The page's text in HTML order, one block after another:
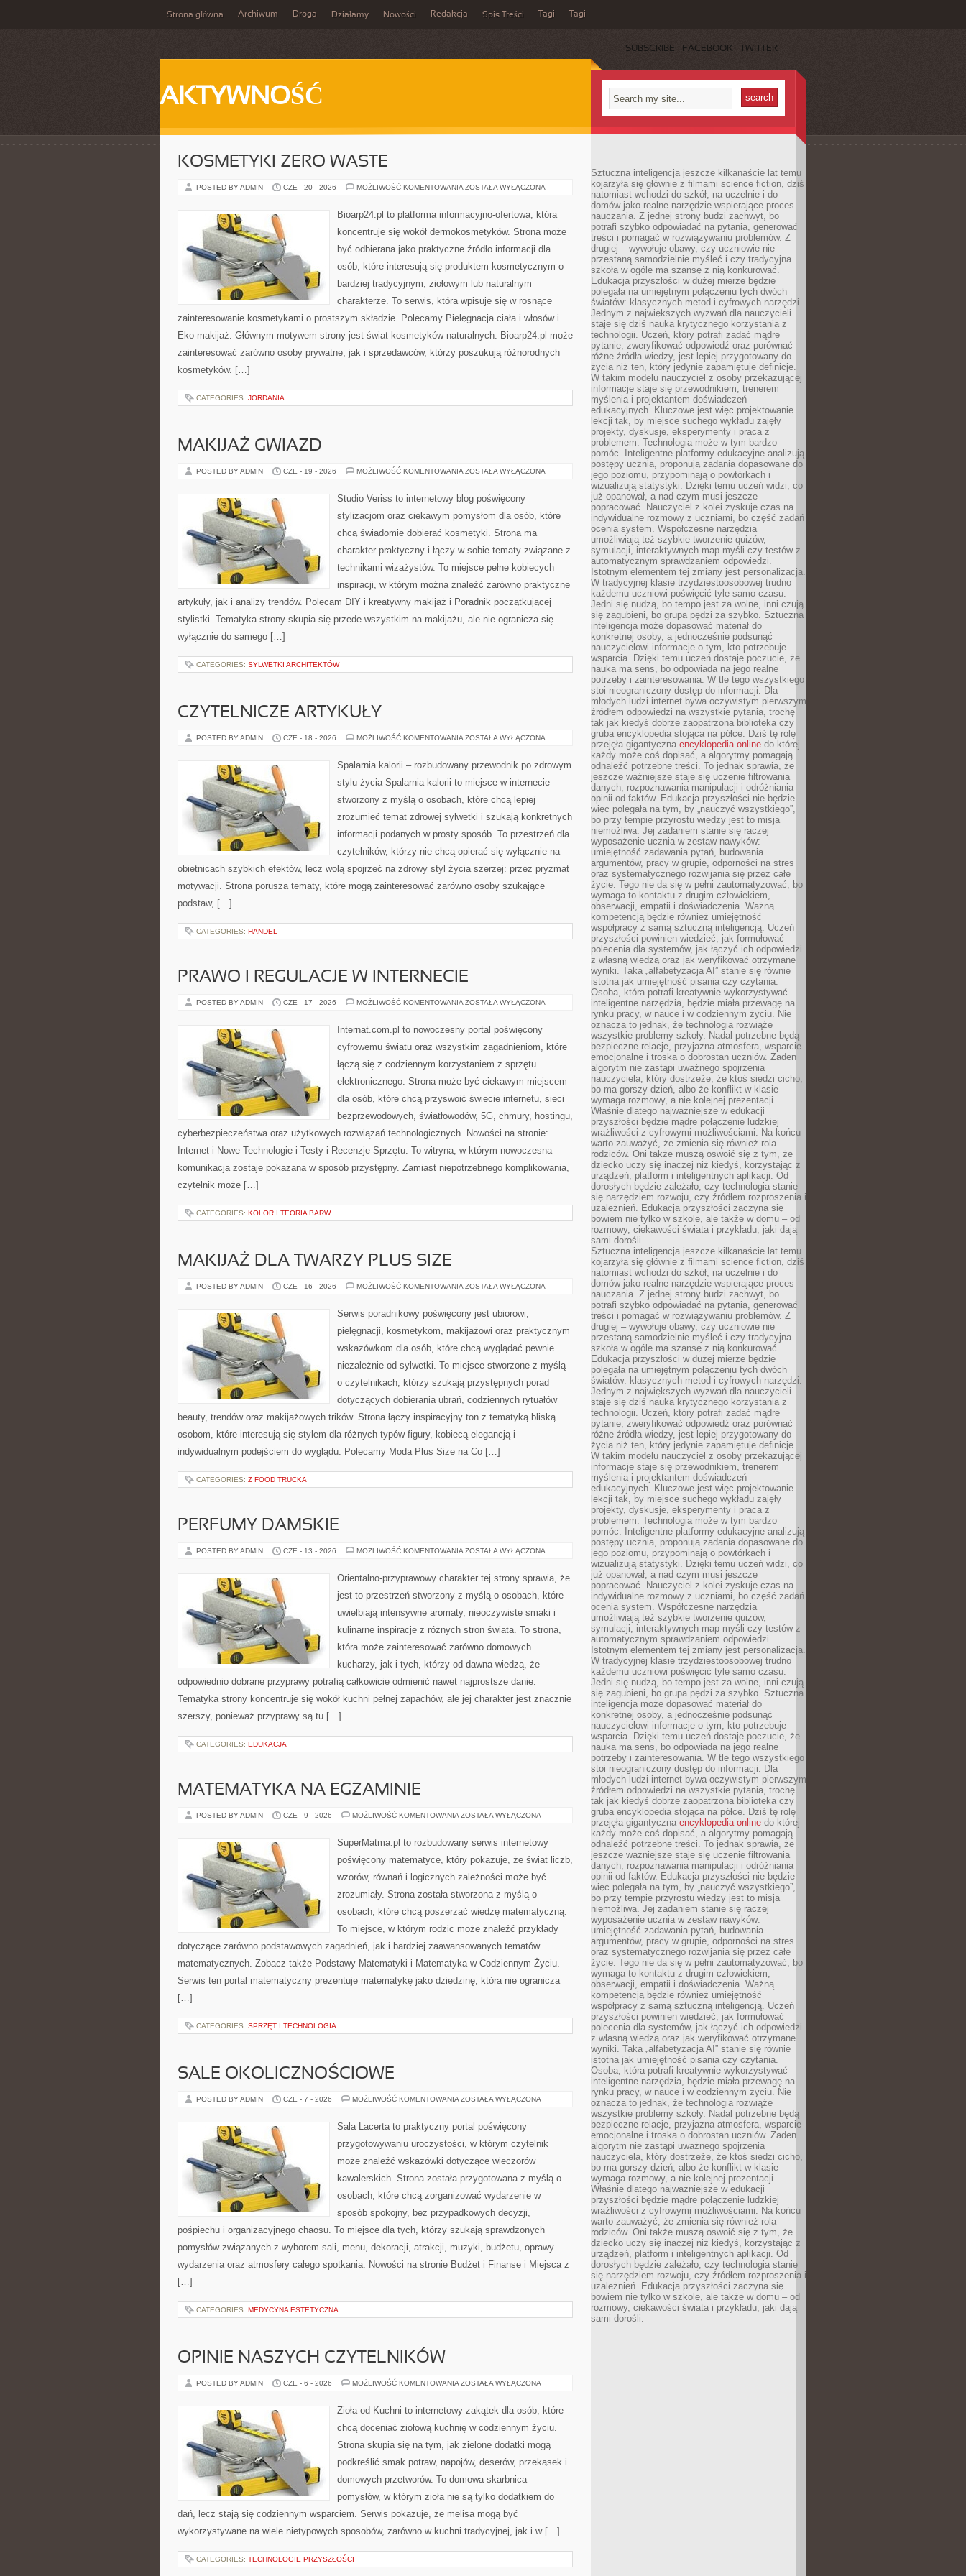
Strona główna Archiwum Droga Działamy Nowości Redakcja Spis Treści Tagi Tagi
SUBSCRIBE FACEBOOK TWITTER
AKTYWNOŚĆ
KOSMETYKI ZERO WASTE
POSTED BY ADMIN CZE - 20 - 2026 MOŻLIWOŚĆ KOMENTOWANIA KOSMETYKI
ZOSTAŁA WYŁĄCZONA
Bioarp24.pl to platforma informacyjno-ofertowa, która
koncentruje się wokół dermokosmetyków. Strona może
być odbierana jako praktyczne źródło informacji dla
osób, które interesują się produktem kosmetycznym o
bardziej tradycyjnym, ziołowym lub naturalnym
charakterze. To serwis, która wpisuje się w rosnące
zainteresowanie kosmetykami o prostszym składzie. Polecamy Pielęgnacja ciała i włosów i
Eko-makijaż. Głównym motywem strony jest świat kosmetyków naturalnych. Bioarp24.pl może
zainteresować zarówno osoby prywatne, jak i sprzedawców, którzy poszukują różnorodnych
kosmetyków. […]
CATEGORIES: JORDANIA
MAKIJAŻ GWIAZD
POSTED BY ADMIN CZE - 19 - 2026 MOŻLIWOŚĆ KOMENTOWANIA MAKIJAŻ
ZOSTAŁA WYŁĄCZONA
Studio Veriss to internetowy blog poświęcony
stylizacjom oraz ciekawym pomysłom dla osób, które
chcą świadomie dobierać kosmetyki. Strona ma
charakter praktyczny i łączy w sobie tematy związane z
technikami wizażystów. To miejsce pełne kobiecych
inspiracji, w którym można znaleźć zarówno praktyczne
artykuły, jak i analizy trendów. Polecam DIY i kreatywny makijaż i Poradnik początkującej
stylistki. Tematyka strony skupia się przede wszystkim na makijażu, ale nie ogranicza się
wyłącznie do samego […]
CATEGORIES: SYLWETKI ARCHITEKTÓW
CZYTELNICZE ARTYKUŁY
POSTED BY ADMIN CZE - 18 - 2026 MOŻLIWOŚĆ KOMENTOWANIA CZYTELNICZE
ZOSTAŁA WYŁĄCZONA
Spalarnia kalorii – rozbudowany przewodnik po zdrowym
stylu życia Spalarnia kalorii to miejsce w internecie
stworzony z myślą o osobach, które chcą lepiej
zrozumieć temat zdrowej sylwetki i szukają konkretnych
informacji podanych w prosty sposób. To przestrzeń dla
czytelników, którzy nie chcą opierać się wyłącznie na
obietnicach szybkich efektów, lecz wolą spojrzeć na zdrowy styl życia szerzej: przez pryzmat
motywacji. Strona porusza tematy, które mogą zainteresować zarówno osoby szukające
podstaw, […]
CATEGORIES: HANDEL
PRAWO I REGULACJE W INTERNECIE
POSTED BY ADMIN CZE - 17 - 2026 MOŻLIWOŚĆ KOMENTOWANIA PRAWO
INTERNECIE
ZOSTAŁA WYŁĄCZONA
Internat.com.pl to nowoczesny portal poświęcony
cyfrowemu światu oraz wszystkim zagadnieniom, które
łączą się z codziennym korzystaniem z sprzętu
elektronicznego. Strona może być ciekawym miejscem
dla osób, które chcą przyswoić świecie internetu, sieci
bezprzewodowych, światłowodów, 5G, chmury, hostingu,
cyberbezpieczeństwa oraz użytkowych rozwiązań technologicznych. Nowości na stronie:
Internet i Nowe Technologie i Testy i Recenzje Sprzętu. To witryna, w którym nowoczesna
komunikacja zostaje pokazana w sposób przystępny. Zamiast niepotrzebnego komplikowania,
czytelnik może […]
CATEGORIES: KOLOR I TEORIA BARW
MAKIJAŻ DLA TWARZY PLUS SIZE
POSTED BY ADMIN CZE - 16 - 2026 MOŻLIWOŚĆ KOMENTOWANIA MAKIJAŻ
PLUS
SIZE
ZOSTAŁA WYŁĄCZONA
Serwis poradnikowy poświęcony jest ubiorowi,
pielęgnacji, kosmetykom, makijażowi oraz praktycznym
wskazówkom dla osób, które chcą wyglądać pewnie
niezależnie od sylwetki. To miejsce stworzone z myślą
o czytelnikach, którzy szukają przystępnych porad
dotyczących dobierania ubrań, codziennych rytuałów
beauty, trendów oraz makijażowych trików. Strona łączy inspiracyjny ton z tematyką bliską
osobom, które interesują się stylem dla różnych typów figury, kobiecą elegancją i
indywidualnym podejściem do wyglądu. Polecamy Moda Plus Size na Co […]
CATEGORIES: Z FOOD TRUCKA
PERFUMY DAMSKIE
POSTED BY ADMIN CZE - 13 - 2026 MOŻLIWOŚĆ KOMENTOWANIA PERFUMY
ZOSTAŁA WYŁĄCZONA
Orientalno-przyprawowy charakter tej strony sprawia, że
jest to przestrzeń stworzony z myślą o osobach, które
uwielbiają intensywne aromaty, nieoczywiste smaki i
kulinarne inspiracje z różnych stron świata. To strona,
która może zainteresować zarówno domowych
kucharzy, jak i tych, którzy od dawna wiedzą, że
odpowiednio dobrane przyprawy potrafią całkowicie odmienić nawet najprostsze danie.
Tematyka strony koncentruje się wokół kuchni pełnej zapachów, ale jej charakter jest znacznie
szerszy, ponieważ przyprawy są tu […]
CATEGORIES: EDUKACJA
MATEMATYKA NA EGZAMINIE
POSTED BY ADMIN CZE - 9 - 2026 MOŻLIWOŚĆ KOMENTOWANIA MATEMATYKA
ZOSTAŁA WYŁĄCZONA
SuperMatma.pl to rozbudowany serwis internetowy
poświęcony matematyce, który pokazuje, że świat liczb,
wzorów, równań i logicznych zależności może być
zrozumiały. Strona została stworzona z myślą o
osobach, które chcą poszerzać wiedzę matematyczną.
To miejsce, w którym rodzic może znaleźć przykłady
dotyczące zarówno podstawowych zagadnień, jak i bardziej zaawansowanych tematów
matematycznych. Zobacz także Podstawy Matematyki i Matematyka w Codziennym Życiu.
Serwis ten portal matematyczny prezentuje matematykę jako dziedzinę, która nie ogranicza
[…]
CATEGORIES: SPRZĘT I TECHNOLOGIA
SALE OKOLICZNOŚCIOWE
POSTED BY ADMIN CZE - 7 - 2026 MOŻLIWOŚĆ KOMENTOWANIA SALE
ZOSTAŁA WYŁĄCZONA
Sala Lacerta to praktyczny portal poświęcony
przygotowywaniu uroczystości, w którym czytelnik
może znaleźć wskazówki dotyczące wieczorów
kawalerskich. Strona została przygotowana z myślą o
osobach, które chcą zorganizować wydarzenie w
sposób spokojny, bez przypadkowych decyzji,
pośpiechu i organizacyjnego chaosu. To miejsce dla tych, którzy szukają sprawdzonych
pomysłów związanych z wyborem sali, menu, dekoracji, atrakcji, muzyki, budżetu, oprawy
wydarzenia oraz atmosfery całego spotkania. Nowości na stronie Budżet i Finanse i Miejsca z
[…]
CATEGORIES: MEDYCYNA ESTETYCZNA
OPINIE NASZYCH CZYTELNIKÓW
POSTED BY ADMIN CZE - 6 - 2026 MOŻLIWOŚĆ KOMENTOWANIA OPINIE
ZOSTAŁA WYŁĄCZONA
Zioła od Kuchni to internetowy zakątek dla osób, które
chcą doceniać ziołową kuchnię w codziennym życiu.
Strona skupia się na tym, jak zielone dodatki mogą
podkreślić smak potraw, napojów, deserów, przekąsek i
domowych przetworów. To domowa skarbnica
pomysłów, w którym zioła nie są tylko dodatkiem do
dań, lecz stają się codziennym wsparciem. Serwis pokazuje, że melisa mogą być
wykorzystywane na wiele nietypowych sposobów, zarówno w kuchni tradycyjnej, jak i w […]
CATEGORIES: TECHNOLOGIE PRZYSZŁOŚCI
Sztuczna inteligencja jeszcze kilkanaście lat temu
kojarzyła się głównie z filmami science fiction, dziś
natomiast wchodzi do szkół, na uczelnie i do
domów jako realne narzędzie wspierające proces
nauczania. Z jednej strony budzi zachwyt, bo
potrafi szybko odpowiadać na pytania, generować
treści i pomagać w rozwiązywaniu problemów. Z
drugiej – wywołuje obawy, czy uczniowie nie
przestaną samodzielnie myśleć i czy tradycyjna
szkoła w ogóle ma szansę z nią konkurować.
Edukacja przyszłości w dużej mierze będzie
polegała na umiejętnym połączeniu tych dwóch
światów: klasycznych metod i cyfrowych narzędzi.
Jednym z największych wyzwań dla nauczycieli
staje się dziś nauka krytycznego korzystania z
technologii. Uczeń, który potrafi zadać mądre
pytanie, zweryfikować odpowiedź oraz porównać
różne źródła wiedzy, jest lepiej przygotowany do
życia niż ten, który jedynie zapamiętuje definicje.
W takim modelu nauczyciel z osoby przekazującej
informacje staje się przewodnikiem, trenerem
myślenia i projektantem doświadczeń
edukacyjnych. Kluczowe jest więc projektowanie
lekcji tak, by miejsce suchego wykładu zajęły
projekty, dyskusje, eksperymenty i praca z
problemem. Technologia może w tym bardzo
pomóc. Inteligentne platformy edukacyjne analizują
postępy ucznia, proponują zadania dopasowane do
jego poziomu, przypominają o powtórkach i
wizualizują statystyki. Dzięki temu uczeń widzi, co
już opanował, a nad czym musi jeszcze
popracować. Nauczyciel z kolei zyskuje czas na
indywidualne rozmowy z uczniami, bo część zadań
ocenia system. Współczesne narzędzia
umożliwiają też szybkie tworzenie quizów,
symulacji, interaktywnych map myśli czy testów z
automatycznym sprawdzaniem odpowiedzi.
Istotnym elementem tej zmiany jest personalizacja.
W tradycyjnej klasie trzydziestoosobowej trudno
każdemu uczniowi poświęcić tyle samo czasu.
Jedni się nudzą, bo tempo jest za wolne, inni czują
się zagubieni, bo grupa pędzi za szybko. Sztuczna
inteligencja może dopasować materiał do
konkretnej osoby, a jednocześnie podsunąć
nauczycielowi informacje o tym, kto potrzebuje
wsparcia. Dzięki temu uczeń dostaje poczucie, że
nauka ma sens, bo odpowiada na jego realne
potrzeby i zainteresowania. W tle tego wszystkiego
stoi nieograniczony dostęp do informacji. Dla
młodych ludzi internet bywa oczywistym pierwszym
źródłem odpowiedzi na wszystkie pytania, trochę
tak jak kiedyś dobrze zaopatrzona biblioteka czy
gruba encyklopedia stojąca na półce. Dziś tę rolę
przejęła gigantyczna encyklopedia online do której
każdy może coś dopisać, a algorytmy pomagają
odnaleźć potrzebne treści. To jednak sprawia, że
jeszcze ważniejsze staje się uczenie filtrowania
danych, rozpoznawania manipulacji i odróżniania
opinii od faktów. Edukacja przyszłości nie będzie
więc polegała na tym, by „nauczyć wszystkiego”,
bo przy tempie przyrostu wiedzy jest to misja
niemożliwa. Jej zadaniem stanie się raczej
wyposażenie ucznia w zestaw nawyków:
umiejętność zadawania pytań, budowania
argumentów, pracy w grupie, odporności na stres
oraz systematycznego rozwijania się przez całe
życie. Tego nie da się w pełni zautomatyzować, bo
wymaga to kontaktu z drugim człowiekiem,
obserwacji, empatii i doświadczenia. Ważną
kompetencją będzie również umiejętność
współpracy z samą sztuczną inteligencją. Uczeń
przyszłości powinien wiedzieć, jak formułować
polecenia dla systemów, jak łączyć ich odpowiedzi
z własną wiedzą oraz jak weryfikować otrzymane
wyniki. Taka „alfabetyzacja AI” stanie się równie
istotna jak umiejętność pisania czy czytania.
Osoba, która potrafi kreatywnie wykorzystywać
inteligentne narzędzia, będzie miała przewagę na
rynku pracy, w nauce i w codziennym życiu. Nie
oznacza to jednak, że technologia rozwiąże
wszystkie problemy szkoły. Nadal potrzebne będą
bezpieczne relacje, przyjazna atmosfera, wsparcie
emocjonalne i troska o dobrostan uczniów. Żaden
algorytm nie zastąpi uważnego spojrzenia
nauczyciela, który dostrzeże, że ktoś siedzi cicho,
bo ma gorszy dzień, albo że konflikt w klasie
wymaga rozmowy, a nie kolejnej prezentacji.
Właśnie dlatego najważniejsze w edukacji
przyszłości będzie mądre połączenie ludzkiej
wrażliwości z cyfrowymi możliwościami. Na końcu
warto zauważyć, że zmienia się również rola
rodziców. Oni także muszą oswoić się z tym, że
dziecko uczy się inaczej niż kiedyś, korzystając z
urządzeń, platform i inteligentnych aplikacji. Od
dorosłych będzie zależało, czy technologia stanie
się narzędziem rozwoju, czy źródłem rozproszenia i
uzależnień. Edukacja przyszłości zaczyna się
bowiem nie tylko w szkole, ale także w domu – od
rozmowy, ciekawości świata i przykładu, jaki dają
sami dorośli.
Sztuczna inteligencja jeszcze kilkanaście lat temu
kojarzyła się głównie z filmami science fiction, dziś
natomiast wchodzi do szkół, na uczelnie i do
domów jako realne narzędzie wspierające proces
nauczania. Z jednej strony budzi zachwyt, bo
potrafi szybko odpowiadać na pytania, generować
treści i pomagać w rozwiązywaniu problemów. Z
drugiej – wywołuje obawy, czy uczniowie nie
przestaną samodzielnie myśleć i czy tradycyjna
szkoła w ogóle ma szansę z nią konkurować.
Edukacja przyszłości w dużej mierze będzie
polegała na umiejętnym połączeniu tych dwóch
światów: klasycznych metod i cyfrowych narzędzi.
Jednym z największych wyzwań dla nauczycieli
staje się dziś nauka krytycznego korzystania z
technologii. Uczeń, który potrafi zadać mądre
pytanie, zweryfikować odpowiedź oraz porównać
różne źródła wiedzy, jest lepiej przygotowany do
życia niż ten, który jedynie zapamiętuje definicje.
W takim modelu nauczyciel z osoby przekazującej
informacje staje się przewodnikiem, trenerem
myślenia i projektantem doświadczeń
edukacyjnych. Kluczowe jest więc projektowanie
lekcji tak, by miejsce suchego wykładu zajęły
projekty, dyskusje, eksperymenty i praca z
problemem. Technologia może w tym bardzo
pomóc. Inteligentne platformy edukacyjne analizują
postępy ucznia, proponują zadania dopasowane do
jego poziomu, przypominają o powtórkach i
wizualizują statystyki. Dzięki temu uczeń widzi, co
już opanował, a nad czym musi jeszcze
popracować. Nauczyciel z kolei zyskuje czas na
indywidualne rozmowy z uczniami, bo część zadań
ocenia system. Współczesne narzędzia
umożliwiają też szybkie tworzenie quizów,
symulacji, interaktywnych map myśli czy testów z
automatycznym sprawdzaniem odpowiedzi.
Istotnym elementem tej zmiany jest personalizacja.
W tradycyjnej klasie trzydziestoosobowej trudno
każdemu uczniowi poświęcić tyle samo czasu.
Jedni się nudzą, bo tempo jest za wolne, inni czują
się zagubieni, bo grupa pędzi za szybko. Sztuczna
inteligencja może dopasować materiał do
konkretnej osoby, a jednocześnie podsunąć
nauczycielowi informacje o tym, kto potrzebuje
wsparcia. Dzięki temu uczeń dostaje poczucie, że
nauka ma sens, bo odpowiada na jego realne
potrzeby i zainteresowania. W tle tego wszystkiego
stoi nieograniczony dostęp do informacji. Dla
młodych ludzi internet bywa oczywistym pierwszym
źródłem odpowiedzi na wszystkie pytania, trochę
tak jak kiedyś dobrze zaopatrzona biblioteka czy
gruba encyklopedia stojąca na półce. Dziś tę rolę
przejęła gigantyczna encyklopedia online do której
każdy może coś dopisać, a algorytmy pomagają
odnaleźć potrzebne treści. To jednak sprawia, że
jeszcze ważniejsze staje się uczenie filtrowania
danych, rozpoznawania manipulacji i odróżniania
opinii od faktów. Edukacja przyszłości nie będzie
więc polegała na tym, by „nauczyć wszystkiego”,
bo przy tempie przyrostu wiedzy jest to misja
niemożliwa. Jej zadaniem stanie się raczej
wyposażenie ucznia w zestaw nawyków:
umiejętność zadawania pytań, budowania
argumentów, pracy w grupie, odporności na stres
oraz systematycznego rozwijania się przez całe
życie. Tego nie da się w pełni zautomatyzować, bo
wymaga to kontaktu z drugim człowiekiem,
obserwacji, empatii i doświadczenia. Ważną
kompetencją będzie również umiejętność
współpracy z samą sztuczną inteligencją. Uczeń
przyszłości powinien wiedzieć, jak formułować
polecenia dla systemów, jak łączyć ich odpowiedzi
z własną wiedzą oraz jak weryfikować otrzymane
wyniki. Taka „alfabetyzacja AI” stanie się równie
istotna jak umiejętność pisania czy czytania.
Osoba, która potrafi kreatywnie wykorzystywać
inteligentne narzędzia, będzie miała przewagę na
rynku pracy, w nauce i w codziennym życiu. Nie
oznacza to jednak, że technologia rozwiąże
wszystkie problemy szkoły. Nadal potrzebne będą
bezpieczne relacje, przyjazna atmosfera, wsparcie
emocjonalne i troska o dobrostan uczniów. Żaden
algorytm nie zastąpi uważnego spojrzenia
nauczyciela, który dostrzeże, że ktoś siedzi cicho,
bo ma gorszy dzień, albo że konflikt w klasie
wymaga rozmowy, a nie kolejnej prezentacji.
Właśnie dlatego najważniejsze w edukacji
przyszłości będzie mądre połączenie ludzkiej
wrażliwości z cyfrowymi możliwościami. Na końcu
warto zauważyć, że zmienia się również rola
rodziców. Oni także muszą oswoić się z tym, że
dziecko uczy się inaczej niż kiedyś, korzystając z
urządzeń, platform i inteligentnych aplikacji. Od
dorosłych będzie zależało, czy technologia stanie
się narzędziem rozwoju, czy źródłem rozproszenia i
uzależnień. Edukacja przyszłości zaczyna się
bowiem nie tylko w szkole, ale także w domu – od
rozmowy, ciekawości świata i przykładu, jaki dają
sami dorośli.